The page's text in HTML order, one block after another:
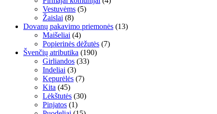
Vestuvėms (5)
Žaislai (8)
Dovanų pakavimo priemonės (13)
Maišeliai (4)
Popierinės dėžutės (7)
Švenčių atributika (190)
Girliandos (33)
Indeliai (3)
Kepurėlės (7)
Kita (45)
Lėkštutės (30)
Pinjatos (1)